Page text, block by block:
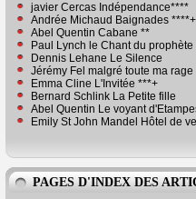
javier Cercas Indépendance****
Andrée Michaud Baignades ****+
Abel Quentin Cabane **
Paul Lynch le Chant du prophète
Dennis Lehane Le Silence
Jérémy Fel malgré toute ma rage
Emma Cline L'Invitée ***+
Bernard Schlink La Petite fille
Abel Quentin Le voyant
Emily St John Mandel Hôtel de
PAGES D'INDEX DES